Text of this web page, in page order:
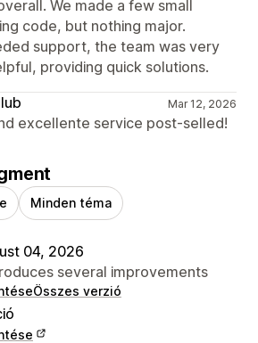
We made a few small
code, but nothing major.
support, the team was very
providing quick solutions.
Mar 12, 2026
excellente service post-selled!
Minden téma
04, 2026
several improvements
Összes verzió